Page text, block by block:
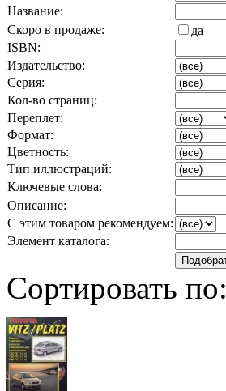
Название:
Скоро в продаже:
да
ISBN:
Издательство:
Серия:
Кол-во страниц:
Переплет:
Формат:
Цветность:
Тип иллюстраций:
Ключевые слова:
Описание:
С этим товаром рекомендуем:
Элемент каталога:
Сортировать по: